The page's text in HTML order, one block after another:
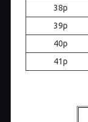
38р
39р
40р
41р